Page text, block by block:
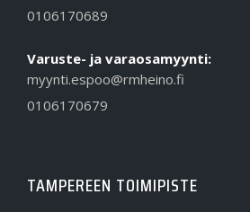
0106170689
Varuste- ja varaosamyynti:
myynti.espoo@rmheino.fi
0106170679
TAMPEREEN TOIMIPISTE